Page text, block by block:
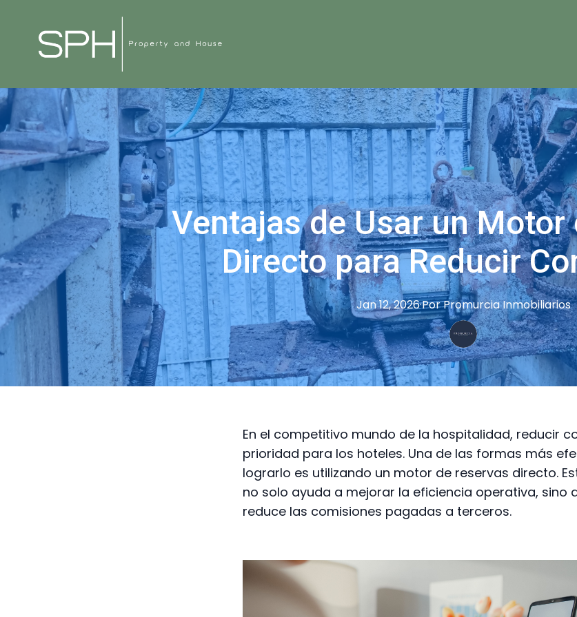
Ventajas de Usar un Motor
Directo para Reducir
Jan 12, 2026·PorPromurciaInmobiliarios
En el competitivo mundo de la hospitalidad, reducir
prioridad para los hoteles. Una de las formas más
lograrlo es utilizando un motor de reservas directo.
no solo ayuda a mejorar la eficiencia operativa, sino
reduce las comisiones pagadas a terceros.